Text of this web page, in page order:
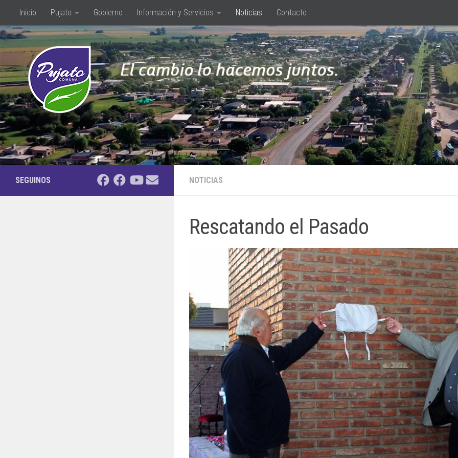
Saltar al contenido
Inicio Pujato Gobierno Información y Servicios Noticias Contacto
NOTICIAS
Rescatando el Pasado
SEGUINOS